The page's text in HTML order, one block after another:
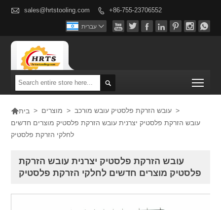
 sales@hrtstooling.com  +86-755-23706552
       עברית 

בית > מוצרים > עובש הזרקת פלסטיק עובש מורכב >
עובש הזרקת פלסטיק יצרנית עובש הזרקת פלסטיק מוצרים חדשים
לחלקי הזרקת פלסטיק
עובש הזרקת פלסטיק יצרנית עובש הזרקת
פלסטיק מוצרים חדשים לחלקי הזרקת פלסטיק